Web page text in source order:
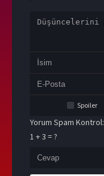
Spoiler
Yorum Spam Kontrol:
1 + 3 = ?